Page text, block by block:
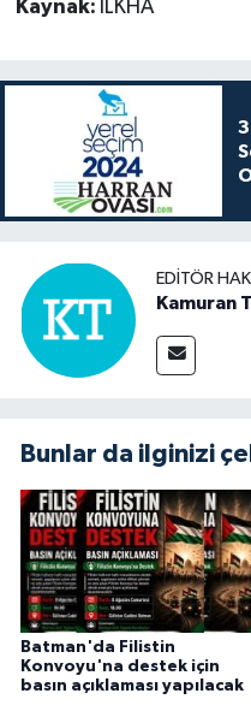
Kaynak: İLKHA
EDITÖR
Kamuran
Bunlar da ilginizi
Batman'da Filistin
Konvoyu'na destek için
basın açıklaması yapılacak